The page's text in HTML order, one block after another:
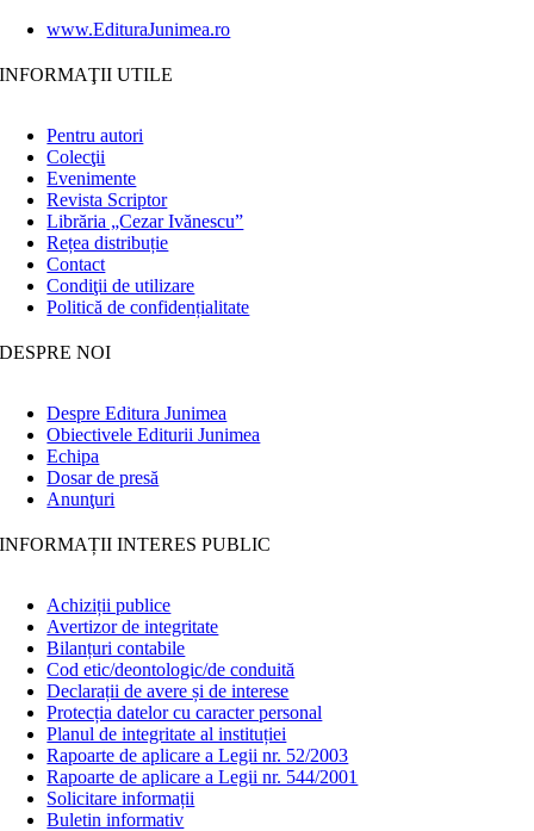
www.EdituraJunimea.ro
INFORMAŢII UTILE
Pentru autori
Colecţii
Evenimente
Revista Scriptor
Librăria „Cezar Ivănescu”
Rețea distribuție
Contact
Condiţii de utilizare
Politică de confidențialitate
DESPRE NOI
Despre Editura Junimea
Obiectivele Editurii Junimea
Echipa
Dosar de presă
Anunţuri
INFORMAȚII INTERES PUBLIC
Achiziții publice
Avertizor de integritate
Bilanțuri contabile
Cod etic/deontologic/de conduită
Declarații de avere și de interese
Protecția datelor cu caracter personal
Planul de integritate al instituției
Rapoarte de aplicare a Legii nr. 52/2003
Rapoarte de aplicare a Legii nr. 544/2001
Solicitare informații
Buletin informativ